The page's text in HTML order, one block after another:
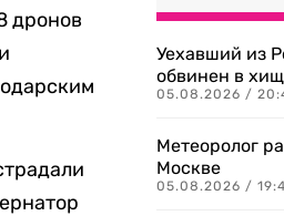
дронов
Уехавший из
обвинен в
05.08.2026 /
Метеоролог
Москве
05.08.2026 /